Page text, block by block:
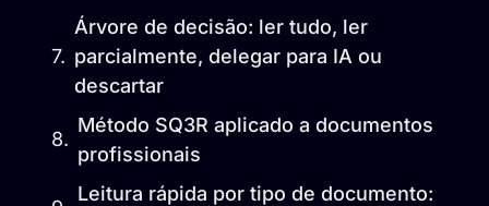
Árvore de decisão: ler tudo, ler
parcialmente, delegar para IA ou
descartar
Método SQ3R aplicado a documentos
profissionais
Leitura rápida por tipo de documento: